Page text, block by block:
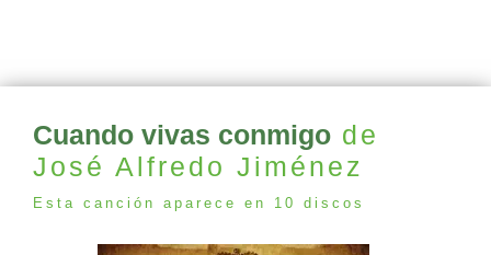
Cuando vivas conmigo de
José Alfredo Jiménez
Esta canción aparece en 10 discos